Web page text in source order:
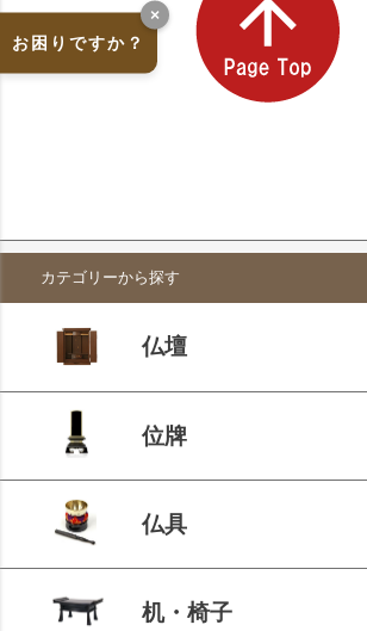
カテゴリーから探す
仏壇
位牌
仏具
机・椅子
お困りですか？
×